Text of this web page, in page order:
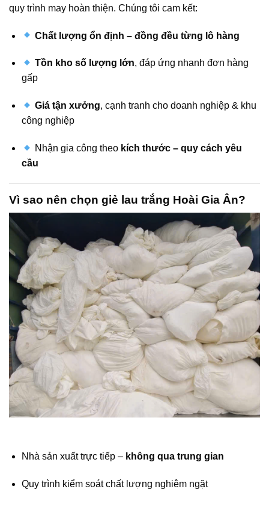
quy trình may hoàn thiện. Chúng tôi cam kết:
Chất lượng ổn định – đồng đều từng lô hàng
Tồn kho số lượng lớn, đáp ứng nhanh đơn hàng
gấp
Giá tận xưởng, cạnh tranh cho doanh nghiệp & khu
công nghiệp
Nhận gia công theo kích thước – quy cách yêu
cầu
Vì sao nên chọn giẻ lau trắng Hoài Gia Ân?
Nhà sản xuất trực tiếp – không qua trung gian
Quy trình kiểm soát chất lượng nghiêm ngặt